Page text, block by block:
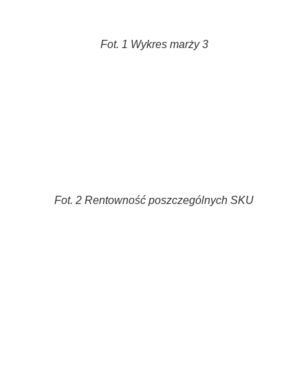
Fot. 1 Wykres marży 3
Fot. 2 Rentowność poszczególnych SKU